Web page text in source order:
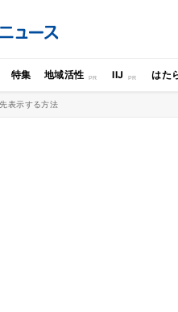
特集 地域活性 IIJ はた
表示する方法